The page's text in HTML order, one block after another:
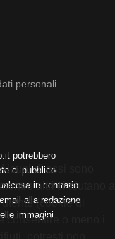
personali.
potrebbero
di pubblico
in contrario
alla redazione
immagini
di essi sono
altri ci aiutano a
(cookie di
consentire o meno i
potresti non